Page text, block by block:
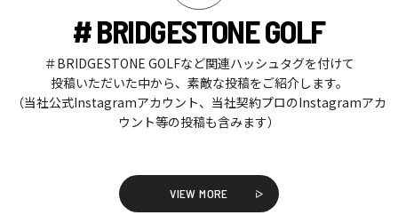
# BRIDGESTONE GOLF
＃BRIDGESTONE GOLFなど関連ハッシュタグを付けて
投稿いただいた中から、素敵な投稿をご紹介します。
（当社公式Instagramアカウント、当社契約プロのInstagramアカ
ウント等の投稿も含みます）
VIEW MORE